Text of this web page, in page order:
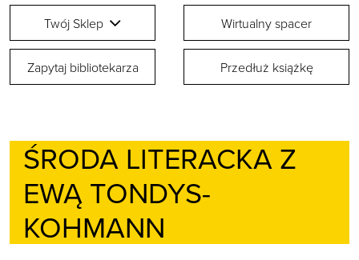
Twój Sklep Wirtualny spacer
Zapytaj bibliotekarza Przedłuż książkę
ŚRODA LITERACKA Z
EWĄ TONDYS-
KOHMANN